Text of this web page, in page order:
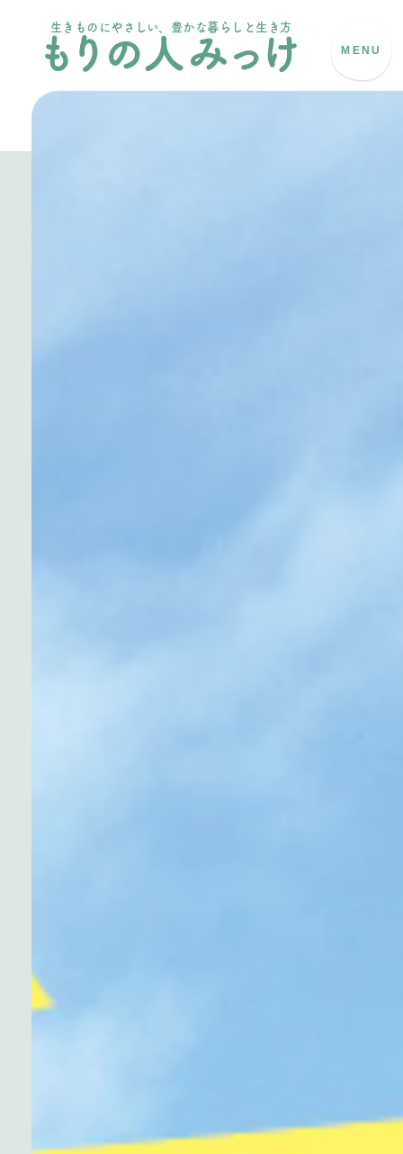
生きものにやさしい、豊かな暮らしと生き方
MENU